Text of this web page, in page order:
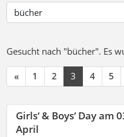
Gesucht nach "bücher". Es
« 1 2 3 4 5
Girls‘ & Boys‘ Day
April